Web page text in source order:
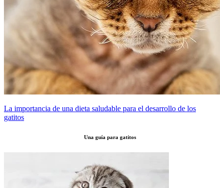
La importancia de una dieta saludable para el desarrollo de los
gatitos
Una guía para gatitos